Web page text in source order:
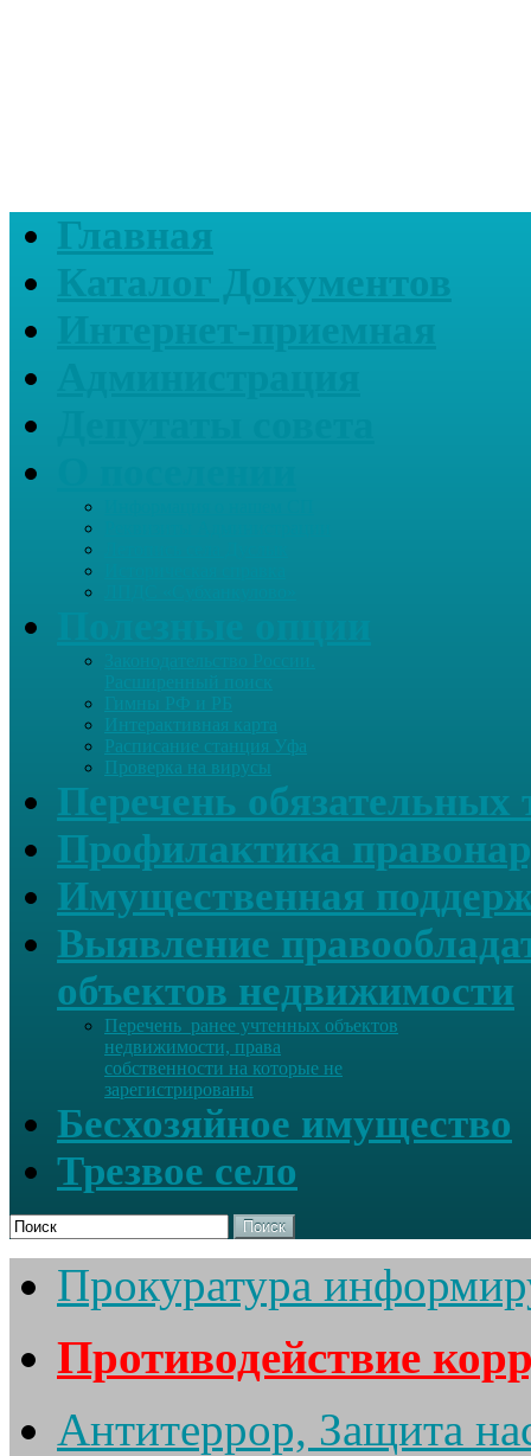
Главная
Каталог Документов
Интерактивная карта
Расписание станция Уфа
Проверка на вирусы
Перечень обязательных
Профилактика
Имущественная
Выявление
объектов недвижимости
Перечень ранее учтенных объектов
недвижимости, права
собственности на которые не
зарегистрированы
Бесхозяйное имущество
Трезвое село
Поиск
Прокуратура
Противодействие
Антитеррор, Защита